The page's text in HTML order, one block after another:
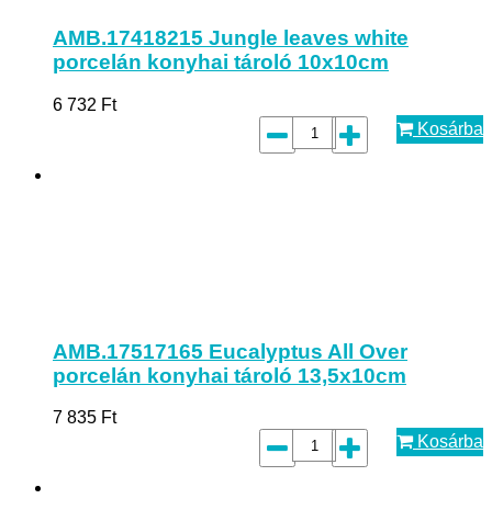
AMB.17418215 Jungle leaves white
porcelán konyhai tároló 10x10cm
6 732 Ft
Kosárba
AMB.17517165 Eucalyptus All Over
porcelán konyhai tároló 13,5x10cm
7 835 Ft
Kosárba